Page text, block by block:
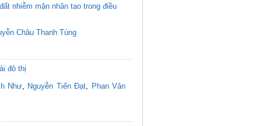
nhiễm mặn nhân tạo trong điều
Châu Thanh Tùng
đô thị
Như, Nguyễn Tiến Đạt, Phan Văn